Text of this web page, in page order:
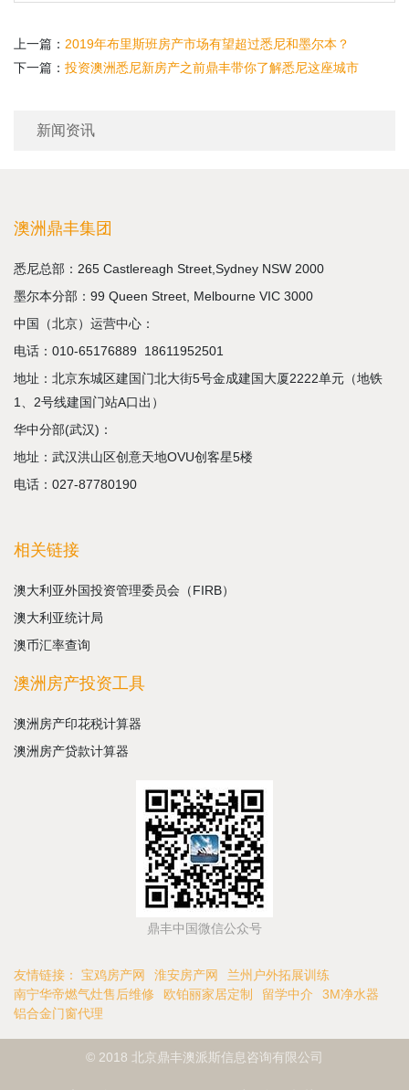
新闻资讯
上一篇： 2019年布里斯班房产市场有望超过悉尼和墨尔本？
下一篇： 投资澳洲悉尼新房产之前鼎丰带你了解悉尼这座城市
澳洲鼎丰集团
悉尼总部：265 Castlereagh Street,Sydney NSW 2000
墨尔本分部：99 Queen Street, Melbourne VIC 3000
中国（北京）运营中心：
电话： 010-65176889 18611952501
地址：北京东城区建国门北大街5号金成建国大厦2222单元（地铁
1、2号线建国门站A口出）
华中分部(武汉)：
地址：武汉洪山区创意天地OVU创客星5楼
电话：027-87780190
相关链接
澳大利亚外国投资管理委员会（FIRB）
澳大利亚统计局
澳币汇率查询
澳洲房产投资工具
澳洲房产印花税计算器
澳洲房产贷款计算器
鼎丰中国微信公众号
友情链接： 宝鸡房产网 淮安房产网
兰州户外拓展训练
南宁华帝燃气灶售后维修
欧铂丽家居定制 留学中介
3M净水器
铝合金门窗代理
© 2018 北京鼎丰澳派斯信息咨询有限公司